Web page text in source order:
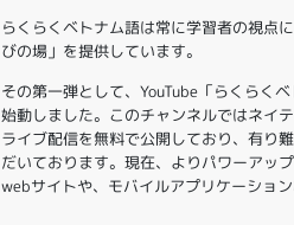
らくらくベトナム語は常に学習者の視点
びの場」を提供しています。
その第一弾として、YouTube「らくらく
始動しました。このチャンネルではネイ
ライブ配信を無料で公開しており、有り
だいております。現在、よりパワーアッ
webサイトや、モバイルアプリケーショ